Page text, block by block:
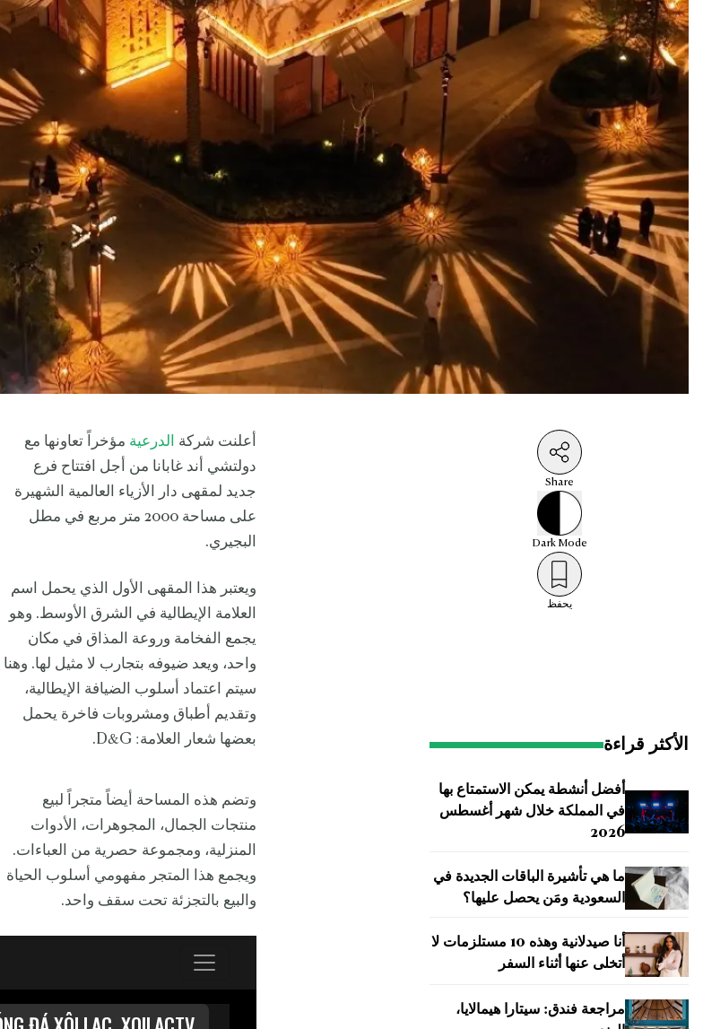
Share
DarkMode
يحفظ
الأكثر قراءة
أفضل أنشطة يمكن الاستمتاع بها
في المملكة خلال شهر أغسطس
2026
ما هي تأشيرة الباقات الجديدة في
السعودية ومَن يحصل عليها؟
أنا صيدلانية وهذه 10 مستلزمات لا
أتخلى عنها أثناء السفر
مراجعة فندق: سيتارا هيمالايا،
أعلنت شركة الدرعية مؤخراً تعاونها مع
دولتشي أند غابانا من أجل افتتاح فرع
جديد لمقهى دار الأزياء العالمية الشهيرة
على مساحة 2000 متر مربع في مطل
البجيري.
ويعتبر هذا المقهى الأول الذي يحمل اسم
العلامة الإيطالية في الشرق الأوسط. وهو
يجمع الفخامة وروعة المذاق في مكان
واحد، ويعد ضيوفه بتجارب لا مثيل لها. وهنا
سيتم اعتماد أسلوب الضيافة الإيطالية،
وتقديم أطباق ومشروبات فاخرة يحمل
بعضها شعار العلامة: D&G.
وتضم هذه المساحة أيضاً متجراً لبيع
منتجات الجمال، المجوهرات، الأدوات
المنزلية، ومجموعة حصرية من العباءات.
ويجمع هذا المتجر مفهومي أسلوب الحياة
والبيع بالتجزئة تحت سقف واحد.